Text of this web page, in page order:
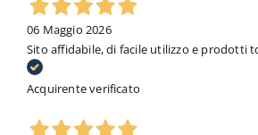
06 Maggio 2026
Sito affidabile, di facile utilizzo e prodotti
Acquirente verificato